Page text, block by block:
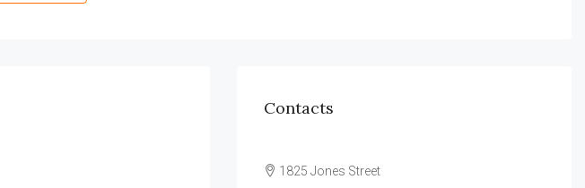
Contacts
1825 Jones Street